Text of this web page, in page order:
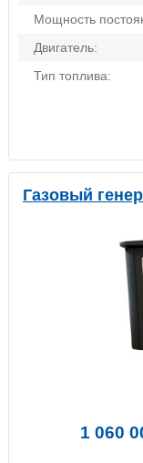
Мощность
Двигатель:
Тип топлива:
Газовый
1 060